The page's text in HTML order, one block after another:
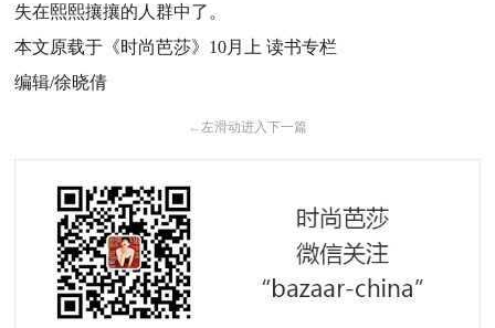
失在熙熙攘攘的人群中了。
本文原载于《时尚芭莎》10月上 读书专栏
编辑/徐晓倩
← 左滑动进入下一篇